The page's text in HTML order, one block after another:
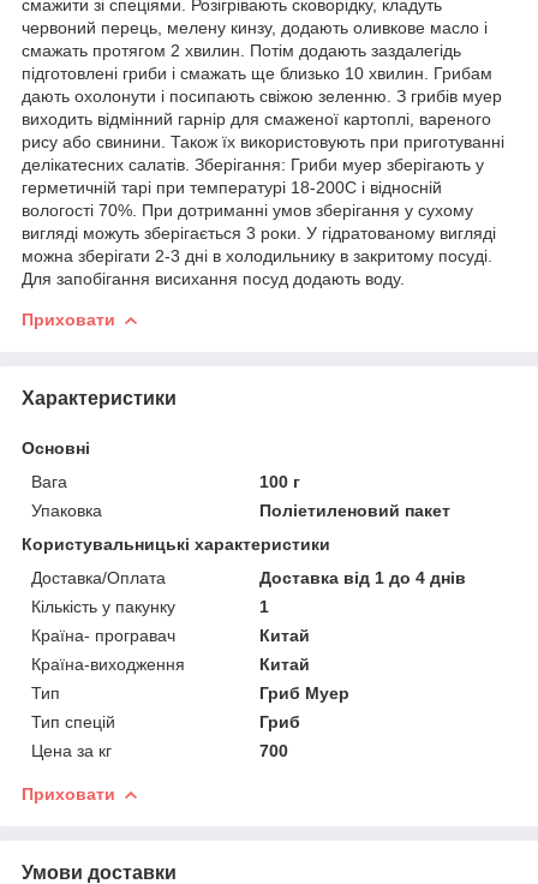
смажити зі спеціями. Розігрівають сковорідку, кладуть
червоний перець, мелену кинзу, додають оливкове масло і
смажать протягом 2 хвилин. Потім додають заздалегідь
підготовлені гриби і смажать ще близько 10 хвилин. Грибам
дають охолонути і посипають свіжою зеленню. З грибів муер
виходить відмінний гарнір для смаженої картоплі, вареного
рису або свинини. Також їх використовують при приготуванні
делікатесних салатів. Зберігання: Гриби муер зберігають у
герметичній тарі при температурі 18-200С і відносній
вологості 70%. При дотриманні умов зберігання у сухому
вигляді можуть зберігається 3 роки. У гідратованому вигляді
можна зберігати 2-3 дні в холодильнику в закритому посуді.
Для запобігання висихання посуд додають воду.
Приховати
Характеристики
Основні
Вага
100 г
Упаковка
Поліетиленовий пакет
Користувальницькі характеристики
Доставка/Оплата
Доставка від 1 до 4 днів
Кількість у пакунку
1
Країна- програвач
Китай
Країна-виходження
Китай
Тип
Гриб Муер
Тип спецій
Гриб
Цена за кг
700
Приховати
Умови доставки